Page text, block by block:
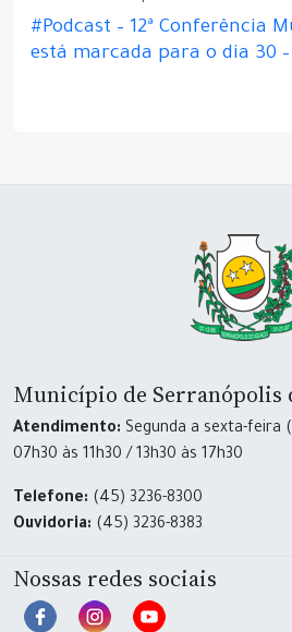
#Podcast – 12ª Conferência
está marcada para o dia 30 –
Município de Serranópolis
Atendimento: Segunda a sexta-feira
07h30 às 11h30 / 13h30 às 17h30
Telefone: (45) 3236-8300
Ouvidoria: (45) 3236-8383
Nossas redes sociais